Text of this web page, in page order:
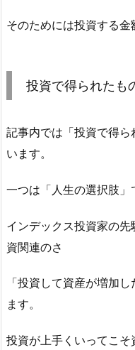
そのためには投資する金
投資で得られたも
記事内では「投資で得
います。
一つは「人生の選択肢」
インデックス投資家の
資関連のさ
「投資して資産が増加
ます。
投資が上手くいってこ